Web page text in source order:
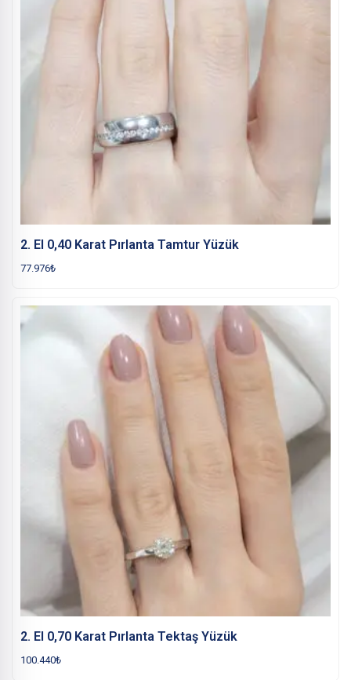
2. El 0,40 Karat Pırlanta Tamtur Yüzük
77.976₺
2. El 0,70 Karat Pırlanta Tektaş Yüzük
100.440₺